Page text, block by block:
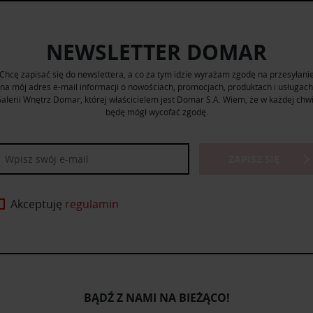
NEWSLETTER DOMAR
zapisać się do newslettera, a co za tym idzie wyrażam zgodę na
na mój adres e-mail informacji o nowościach, promocjach, produktach i usługach
Wnętrz Domar, której właścicielem jest Domar S.A. Wiem, że w każdej
będę mógł wycofać zgodę.
Akceptuję regulamin
BĄDŹ Z NAMI NA BIEŻĄCO!